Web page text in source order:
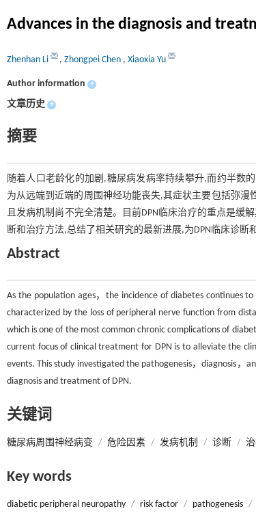
Advances in the diagnosis and
Zhenhan Li , Zhongpei Chen , Xiaoxia Yu
Author information +
文章历史 +
摘要
随着人口老龄化的加剧,糖尿病发病率持续攀升,而约半数的
为从远端到近端的周围神经功能丧失,其症状主要包括弥
且发病机制尚不完全清楚。目前DPN临床治疗的重点是缓
断和治疗方法,总结了相关研究的最新进展,为DPN临床诊断
Abstract
As the population ages，the incidence of diabetes continues
characterized by the loss of peripheral nerve function from
which is one of the most common chronic complications of
current focus of clinical treatment for DPN is to alleviate the
events. This study investigated the pathogenesis，diagnosis，
diagnosis and treatment of DPN.
关键词
糖尿病周围神经病变 / 危险因素 / 发病机制 / 诊断 /
Key words
diabetic peripheral neuropathy / risk factor / pathogenesis /